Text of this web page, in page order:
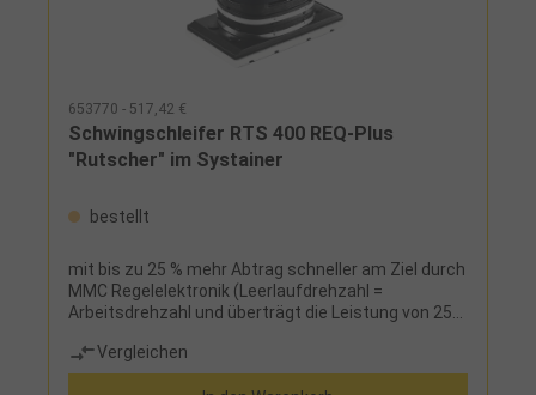
653770 - 517,42 €
Schwingschleifer RTS 400 REQ-Plus
"Rutscher" im Systainer
bestellt
mit bis zu 25 % mehr Abtrag schneller am Ziel durch
MMC Regelelektronik (Leerlaufdrehzahl =
Arbeitsdrehzahl und überträgt die Leistung von 250
Eigenabsaugung, staubdichte Kapselung des
Lagers, hochreißfester MPE-Schleifschuh,
Vergleichen